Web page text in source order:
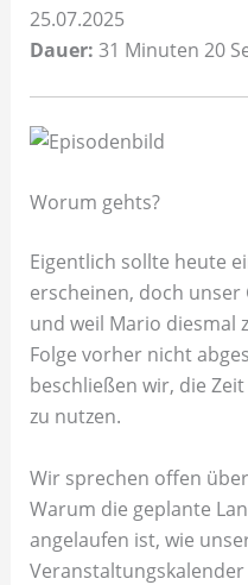
25.07.2025
Dauer: 31 Minuten 20
Worum gehts?
Eigentlich sollte heute
erscheinen, doch
und weil Mario diesmal
Folge vorher nicht
beschließen wir, die
zu nutzen.
Wir sprechen offen
Warum die geplante
angelaufen ist, wie